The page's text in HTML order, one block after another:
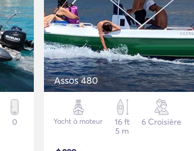
0
Assos 480
Yacht à moteur
16 ft
5 m
6 Croisière